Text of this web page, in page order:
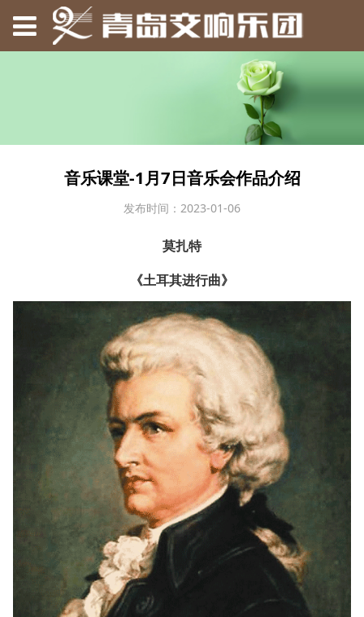
音乐课堂-1月7日音乐会作品介绍
发布时间：2023-01-06
莫扎特
《土耳其进行曲》